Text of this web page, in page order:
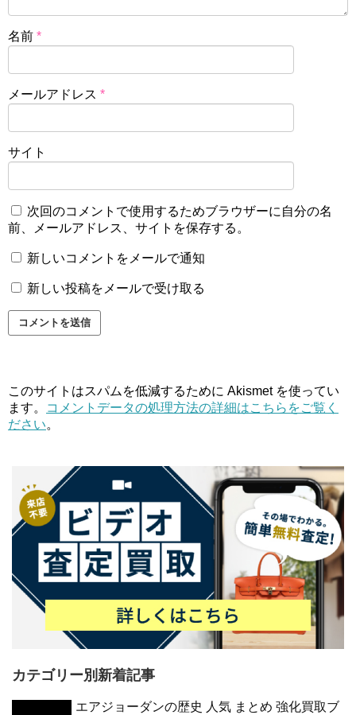
名前 *
メールアドレス *
サイト
次回のコメントで使用するためブラウザーに自分の名
前、メールアドレス、サイトを保存する。
新しいコメントをメールで通知
新しい投稿をメールで受け取る
このサイトはスパムを低減するために Akismet を使ってい
ます。
コメントデータの処理方法の詳細はこちらをご覧く
ださい。
カテゴリー別新着記事
エアジョーダンの歴史 人気 まとめ 強化買取ブ